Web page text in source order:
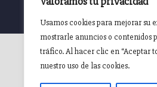
Usamos cookies para mejorar su
mostrarle anuncios o contenidos
tráfico. Al hacer clic en “Aceptar
nuestro uso de las cookies.
INICIO AGENDA